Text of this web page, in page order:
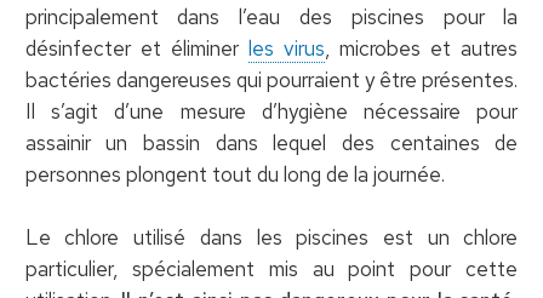
principalement dans l’eau des piscines pour la
désinfecter et éliminer les virus, microbes et autres
bactéries dangereuses qui pourraient y être présentes.
Il s’agit d’une mesure d’hygiène nécessaire pour
assainir un bassin dans lequel des centaines de
personnes plongent tout du long de la journée.
Le chlore utilisé dans les piscines est un chlore
particulier, spécialement mis au point pour cette